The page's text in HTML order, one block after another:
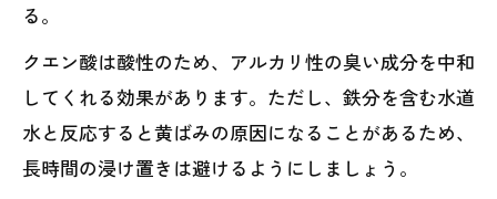
る。
クエン酸は酸性のため、アルカリ性の臭い成分を中和
してくれる効果があります。ただし、鉄分を含む水道
水と反応すると黄ばみの原因になることがあるため、
長時間の浸け置きは避けるようにしましょう。